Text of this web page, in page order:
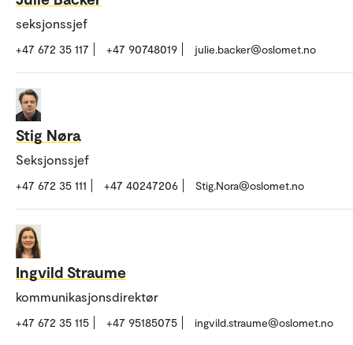
seksjonssjef
+47 672 35 117 +47 90748019 julie.backer@oslomet.no
Stig Nøra
Seksjonssjef
+47 672 35 111 +47 40247206 Stig.Nora@oslomet.no
Ingvild Straume
kommunikasjonsdirektør
+47 672 35 115 +47 95185075 ingvild.straume@oslomet.no